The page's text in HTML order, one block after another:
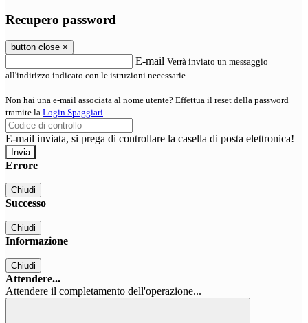
Recupero password
button close ×
E-mail Verrà inviato un messaggio
all'indirizzo indicato con le istruzioni necessarie.
Non hai una e-mail associata al nome utente? Effettua il reset della password
tramite la Login Spaggiari
E-mail inviata, si prega di controllare la casella di posta elettronica!
Errore
Chiudi
Successo
Chiudi
Informazione
Chiudi
Attendere...
Attendere il completamento dell'operazione...